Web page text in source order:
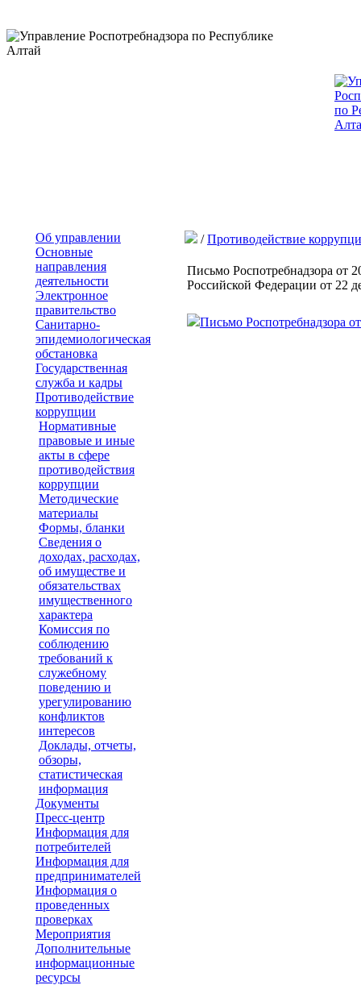
Об управлении
Основные
направления
деятельности
Электронное
правительство
Санитарно-
эпидемиологическая
обстановка
Государственная
служба и кадры
Противодействие
коррупции
Нормативные
правовые и иные
акты в сфере
противодействия
коррупции
Методические
материалы
Формы, бланки
Сведения о
доходах, расходах,
об имуществе и
обязательствах
имущественного
характера
Комиссия по
соблюдению
требований к
служебному
поведению и
урегулированию
конфликтов
интересов
Доклады, отчеты,
обзоры,
статистическая
информация
Документы
Пресс-центр
Информация для
потребителей
Информация для
предпринимателей
Информация о
проведенных
проверках
Мероприятия
Дополнительные
информационные
ресурсы
/Противодействие
Письмо Роспотребнадзора от
Российской Федерации от 22
Письмо Роспотребнадзора